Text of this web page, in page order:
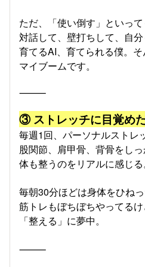
ただ、「使い倒す」といって
対話して、壁打ちして、自分
育てるAI、育てられる僕。そ
マイブームです。
⸻
③ ストレッチに目覚め
毎週1回、パーソナルストレ
股関節、肩甲骨、背骨をし
体も整うのをリアルに感じる
毎朝30分ほどは身体をひねっ
筋トレもぼちぼちやってる
「整える」に夢中。
⸻